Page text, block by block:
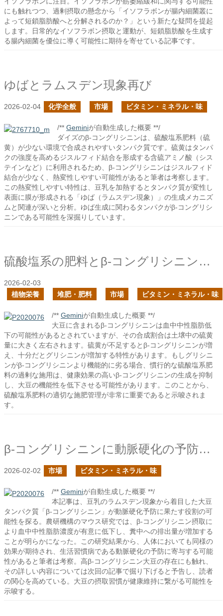
にも触れつつ、過剰摂取の懸念から「イソフラボンが腸内細菌叢に
よって短鎖脂肪酸へと分解されるのか？」という新たな疑問を提起
します。日常的なイソフラボン摂取と運動が、短鎖脂肪酸を生成す
る腸内細菌を優位に導く可能性に期待を寄せている記事です。
ゆばとラムスデン現象再び
2026-02-04 化学全般 市場 ビタミン・ミネラル・味
/** Geminiが自動生成した概要 **/
ダイズのβ-コングリシニンは、硫酸塩系肥料（硫
黄）が少ない環境で合成されやすいタンパク質です。硫黄はタンパ
クの強度を高めるジスルフィド結合を形成する含硫アミノ酸（シス
テインなど）に利用されるため、β-コングリシニンはジスルフィド
結合が少なく、熱変性しやすい可能性があると筆者は考察します。
この熱変性しやすい特性は、豆乳を加熱するとタンパク質が変性し
表面に膜が形成される「ゆば（ラムスデン現象）」の生成メカニズ
ムと関連が深いと分析。ゆば生成に関わるタンパクがβ-コングリシ
ニンである可能性を深掘りしています。
硫酸塩系の肥料とβ-コングリシニンの合成
2026-02-03
植物栄養
堆肥・肥料 市場 ビタミン・ミネラル・味
/** Geminiが自動生成した概要 **/
大豆に含まれるβ-コングリシニンは血中中性脂肪低
下の可能性があるとされていますが、その合成割合は土壌中の硫黄
量に大きく左右されます。硫黄が不足するとβ-コングリシニンが増
え、十分だとグリシニンが増加する特性があります。もしグリシニ
ンがβ-コングリシニンより機能的に劣る場合、慣行的な硫酸塩系肥
料の過剰な施用は、健康効果の高いβ-コングリシニンの生成を抑制
し、大豆の機能性を低下させる可能性があります。このことから、
硫酸塩系肥料の適切な施肥管理が非常に重要であると示唆されま
す。
β-コングリシニンに動脈硬化の予防の可能性はあるか？
2026-02-02 市場 ビタミン・ミネラル・味
/** Geminiが自動生成した概要 **/
本記事は、豆乳のラムスデン現象から着目した大豆
タンパク質「β-コングリシニン」が動脈硬化予防に果たす役割の可
能性を探る。農研機構のマウス研究では、β-コングリシニン摂取に
より血中中性脂肪濃度が有意に低下し、糞中への排出量が増加する
ことが明らかになった。この研究結果から、人体においても同様の
効果が期待され、生活習慣病である動脈硬化の予防に寄与する可能
性があると筆者は考察。高β-コングリシニン大豆の存在にも触れ、
その詳しい内容については次回の記事で掘り下げると予告し、読者
の関心を高めている。大豆の摂取習慣が健康維持に繋がる可能性を
示唆する。